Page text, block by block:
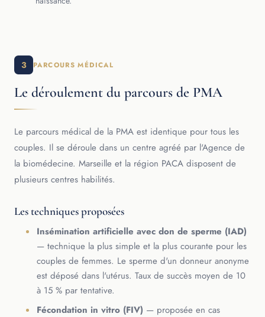
3 PARCOURS MÉDICAL
Le déroulement du parcours de PMA
Le parcours médical de la PMA est identique pour tous les
couples. Il se déroule dans un centre agréé par l'Agence de
la biomédecine. Marseille et la région PACA disposent de
plusieurs centres habilités.
Les techniques proposées
Insémination artificielle avec don de sperme (IAD)
— technique la plus simple et la plus courante pour les
couples de femmes. Le sperme d'un donneur anonyme
est déposé dans l'utérus. Taux de succès moyen de 10
à 15 % par tentative.
Fécondation in vitro (FIV) — proposée en cas